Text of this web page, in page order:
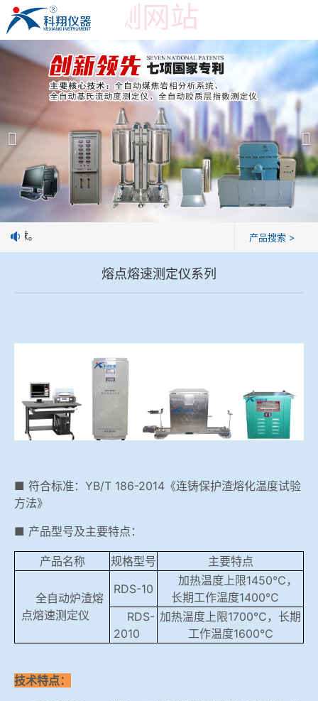
世界杯预测网站
世界杯预测网站
产品展示 ＞
焦炭高温性能检测系统
焦化行业检测及优化配煤设备
球团矿/烧结矿/块矿高温冶金性能检测系统
烧结/球团优化配矿研究设备
高炉配吹煤检测设备
冶金石灰活性度测定仪
矿石、焦炭物理检测及制样设备
公司简介
世界杯预测网站
企业业绩
技术交流
企业荣誉
世界杯预测网站
球。 产品搜索 >
熔点熔速测定仪系列
■ 符合标准：YB/T 186-2014《连铸保护渣熔化温度试验
方法》
■ 产品型号及主要特点：
产品名称 规格型号 主要特点
全自动炉渣熔
点熔速测定仪
RDS-10
加热温度上限1450℃，
长期工作温度1400℃
RDS-
2010
加热温度上限1700℃，长期
工作温度1600℃
技术特点：